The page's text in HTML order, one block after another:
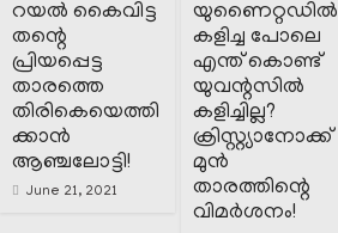
റയൽ കൈവിട്ട
തന്റെ
പ്രിയപ്പെട്ട
താരത്തെ
തിരികെയെത്തി
ക്കാൻ
ആഞ്ചലോട്ടി!
June 21, 2021
യുണൈറ്റഡിൽ
കളിച്ച പോലെ
എന്ത് കൊണ്ട്
യുവന്റസിൽ
കളിച്ചില്ല?
ക്രിസ്റ്റ്യാനോക്ക്‌
മുൻ
താരത്തിന്റെ
വിമർശനം!